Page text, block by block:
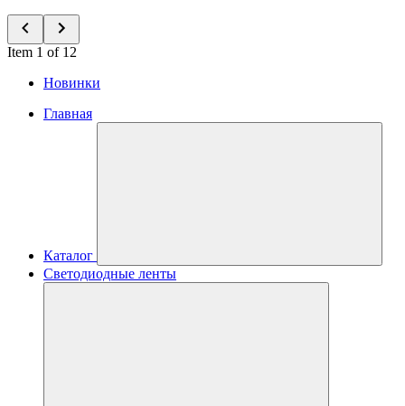
Item 1 of 12
Новинки
Главная
Каталог
Светодиодные ленты